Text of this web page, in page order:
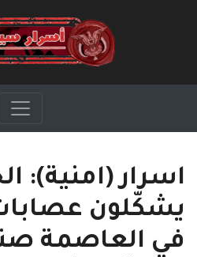
اسرار (امنية):
يشكّلون
في العاصمة